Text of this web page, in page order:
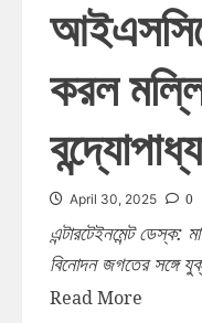
করল
April 30, 2025 0
এন্টারটেইনমেন্ট ডেস্ক:
বিনোদন জগতের সঙ্গে
Read More